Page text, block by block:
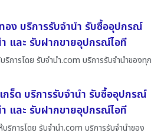
อง บริการรับจำนำ รับซื้ออุปกรณ์
และ รับฝากขายอุปกรณ์ไอที
ริการโดย รับจํานํา.com บริการรับจำนำของทุก
กร็ด บริการรับจำนำ รับซื้ออุปกรณ์
และ รับฝากขายอุปกรณ์ไอที
ริการโดย รับจํานํา.com บริการรับจำนำของ